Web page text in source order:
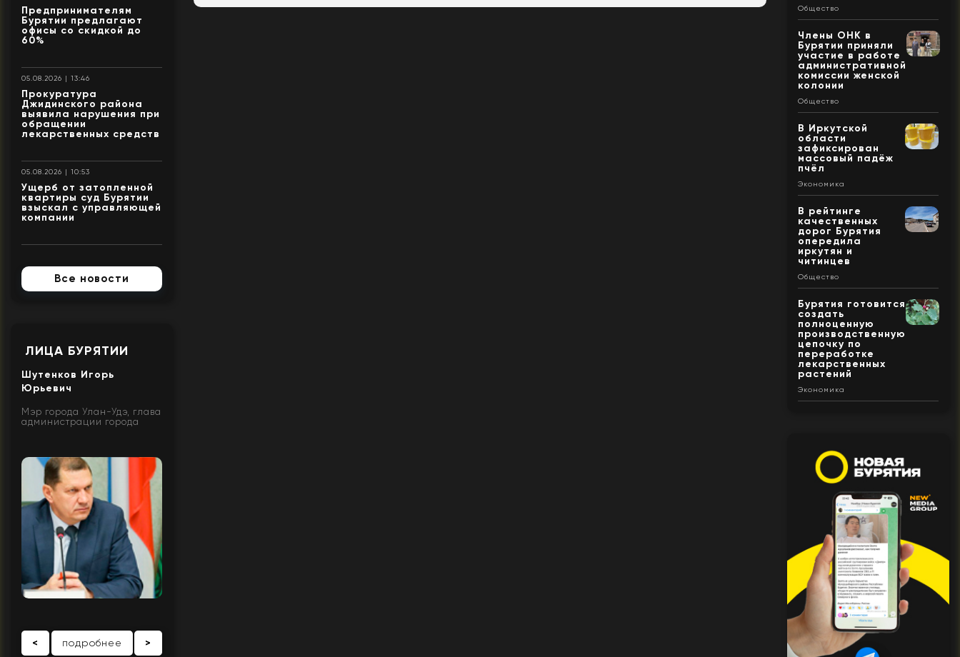
Предпринимателям
Бурятии предлагают
офисы со скидкой до
60%
05.08.2026 | 13:46
Прокуратура
Джидинского района
выявила нарушения при
обращении
лекарственных средств
05.08.2026 | 10:53
Ущерб от затопленной
квартиры суд Бурятии
взыскал с управляющей
компании
Все новости
ЛИЦА БУРЯТИИ
Шутенков Игорь
Юрьевич
Мэр города Улан-Удэ, глава
администрации города
< подробнее >
Общество
Члены ОНК в
Бурятии приняли
участие в работе
административной
комиссии женской
колонии
Общество
В Иркутской
области
зафиксирован
массовый падёж
пчёл
Экономика
В рейтинге
качественных
дорог Бурятия
опередила
иркутян и
читинцев
Общество
Бурятия готовится
создать
полноценную
производственную
цепочку по
переработке
лекарственных
растений
Экономика